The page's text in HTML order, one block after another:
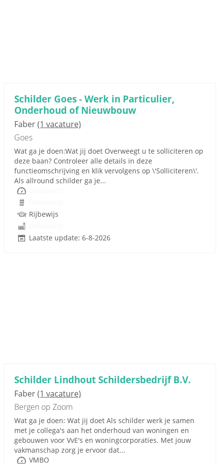
Schilder Goes - Werk in Particulier,
Onderhoud of Nieuwbouw
Faber(1 vacature)
Goes
Wat ga je doen:Wat jij doet Overweegt u te solliciteren op
deze baan? Controleer alle details in deze
functieomschrijving en klik vervolgens op \'Solliciteren\'.
Als allround schilder ga je...
Rijbewijs
Laatste update: 6-8-2026
Schilder Lindhout Schildersbedrijf B.V.
Faber(1 vacature)
Bergen op Zoom
Wat ga je doen: Wat jij doet Als schilder werk je samen
met je collega's aan het onderhoud van woningen en
gebouwen voor VvE's en woningcorporaties. Met jouw
vakmanschap zorg je ervoor dat...
VMBO